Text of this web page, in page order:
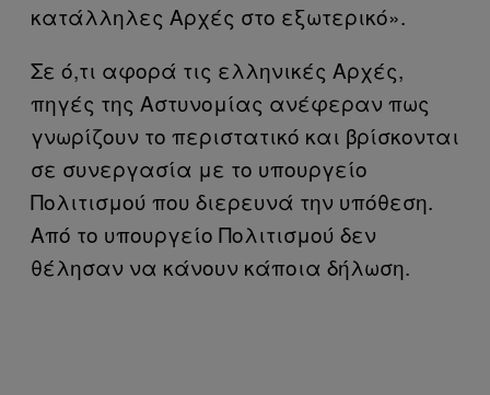
κατάλληλες Αρχές στο εξωτερικό».
Σε ό,τι αφορά τις ελληνικές Αρχές,
πηγές της Αστυνομίας ανέφεραν πως
γνωρίζουν το περιστατικό και βρίσκονται
σε συνεργασία με το υπουργείο
Πολιτισμού που διερευνά την υπόθεση.
Από το υπουργείο Πολιτισμού δεν
θέλησαν να κάνουν κάποια δήλωση.